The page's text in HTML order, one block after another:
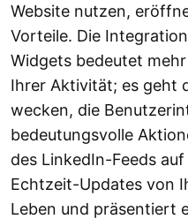
Website nutzen,
Vorteile. Die
Widgets bedeutet
Ihrer Aktivität; es geht
wecken, die
bedeutungsvolle
des LinkedIn-Feeds
Echtzeit-Updates von
Leben und präsentiert